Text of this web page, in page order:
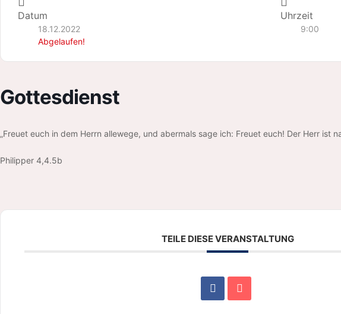
Datum
18.12.2022
Abgelaufen!
Uhrzeit
9:00
Gottesdienst
„Freuet euch in dem Herrn allewege, und abermals sage ich: Freuet euch! Der Herr ist
Philipper 4,4.5b
TEILE DIESE VERANSTALTUNG